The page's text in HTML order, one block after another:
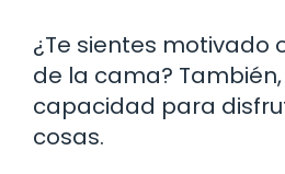
¿Te sientes motivado
de la cama?
capacidad para
cosas.